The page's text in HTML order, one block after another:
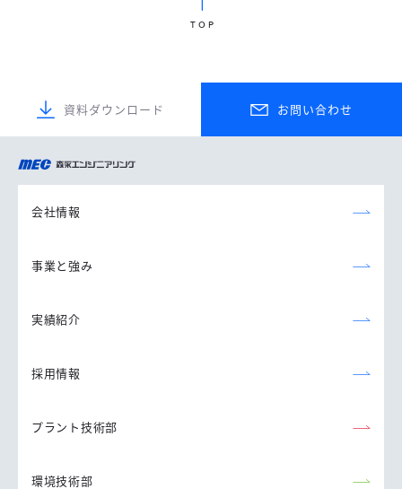
TOP
資料ダウンロード お問い合わせ
森永エンジニアリング
株式会社
会社情報
事業と強み
実績紹介
採用情報
プラント技術部
環境技術部